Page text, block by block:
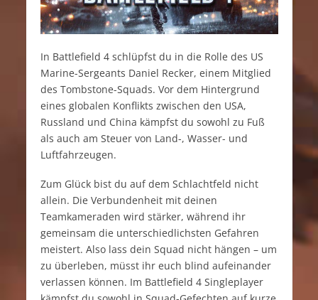
In Battlefield 4 schlüpfst du in die Rolle des US
Marine-Sergeants Daniel Recker, einem Mitglied
des Tombstone-Squads. Vor dem Hintergrund
eines globalen Konflikts zwischen den USA,
Russland und China kämpfst du sowohl zu Fuß
als auch am Steuer von Land-, Wasser- und
Luftfahrzeugen.
Zum Glück bist du auf dem Schlachtfeld nicht
allein. Die Verbundenheit mit deinen
Teamkameraden wird stärker, während ihr
gemeinsam die unterschiedlichsten Gefahren
meistert. Also lass dein Squad nicht hängen – um
zu überleben, müsst ihr euch blind aufeinander
verlassen können. Im Battlefield 4 Singleplayer